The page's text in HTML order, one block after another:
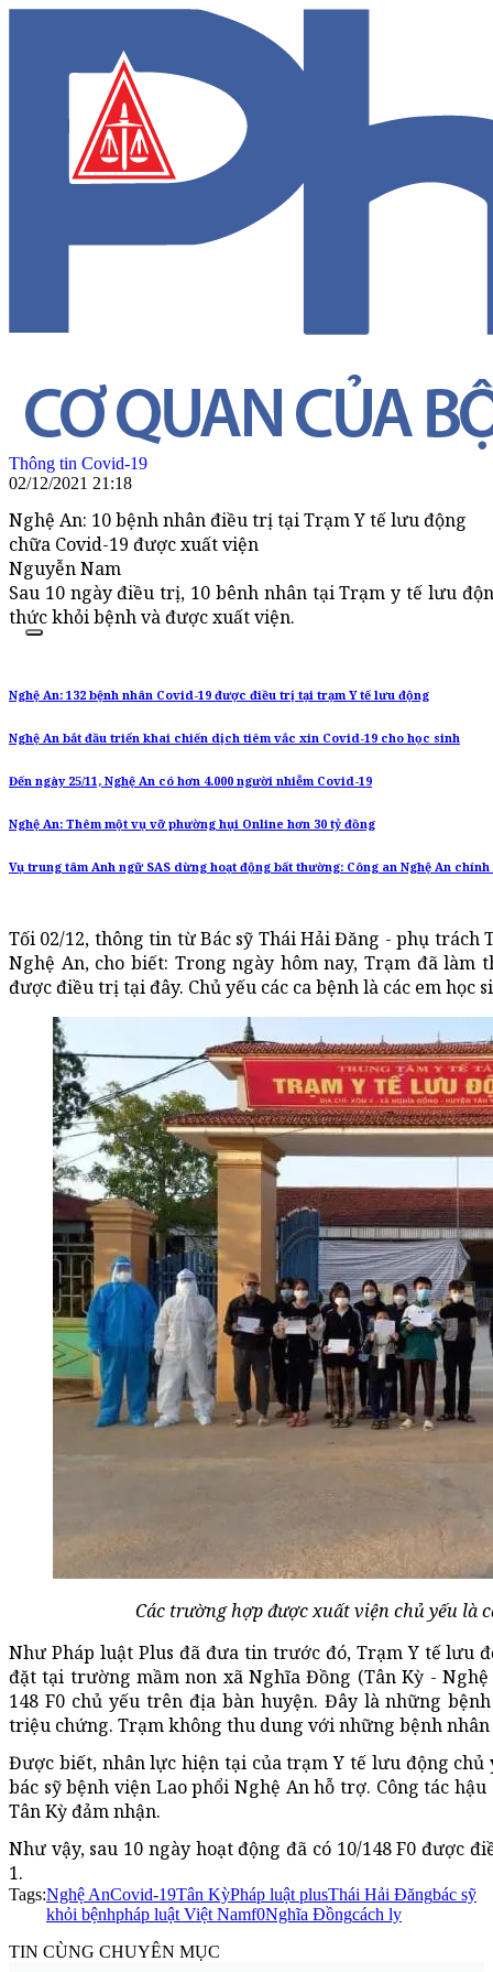
Thông tin Covid-19
02/12/2021 21:18
Nghệ An: 10 bệnh nhân điều trị tại Trạm Y tế lưu động
chữa Covid-19 được xuất viện
Nguyễn Nam
Sau 10 ngày điều trị, 10 bênh nhân tại Trạm y tế lưu
thức khỏi bệnh và được xuất viện.
Nghệ An: 132 bệnh nhân Covid-19 được điều trị tại trạm Y tế lưu động
Nghệ An bắt đầu triển khai chiến dịch tiêm vắc xin Covid-19 cho học sinh
Đến ngày 25/11, Nghệ An có hơn 4.000 người nhiễm Covid-19
Nghệ An: Thêm một vụ vỡ phường hụi Online hơn 30 tỷ đồng
Vụ trung tâm Anh ngữ SAS dừng hoạt động bất thường: Công an Nghệ An
Tối 02/12, thông tin từ Bác sỹ Thái Hải Đăng - phụ trách
Nghệ An, cho biết: Trong ngày hôm nay, Trạm đã làm
được điều trị tại đây. Chủ yếu các ca bệnh là các em học
Các trường hợp được xuất viện chủ yếu là
Như Pháp luật Plus đã đưa tin trước đó, Trạm Y tế lưu
đặt tại trường mầm non xã Nghĩa Đồng (Tân Kỳ -
148 F0 chủ yếu trên địa bàn huyện. Đây là những
triệu chứng. Trạm không thu dung với những bệnh nhân
Được biết, nhân lực hiện tại của trạm Y tế lưu động chủ
bác sỹ bệnh viện Lao phổi Nghệ An hỗ trợ. Công tác
Tân Kỳ đảm nhận.
Như vậy, sau 10 ngày hoạt động đã có 10/148 F0 được
1.
Tags:Nghệ AnCovid-19Tân KỳPháp luật plusThái Hải Đăngbác sỹ
khỏi bệnhpháp luật Việt Namf0Nghĩa Đồngcách ly
TIN CÙNG CHUYÊN MỤC